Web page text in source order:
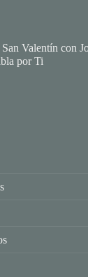
San Valentín con
por Ti